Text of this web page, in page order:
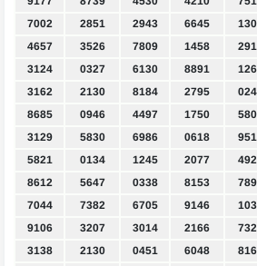
7002
2851 2943 6645
4657
3526 7809 1458
3124
0327 6130 8891
3162
2130 8184 2795
8685
0946 4497 1750
3129
5830 6986 0618
5821
0134 1245 2077
8612
5647 0338 8153
7044
7382 6705 9146
9106
3207 3014 2166
3138
2130 0451 6048